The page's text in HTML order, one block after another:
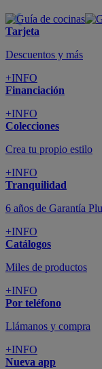
Tarjeta
Descuentos y más
+INFO
Financiación
+INFO
Colecciones
Crea tu propio estilo
+INFO
Tranquilidad
6 años de Garantía
+INFO
Catálogos
Miles de productos
+INFO
Por teléfono
Llámanos y compra
+INFO
Nueva app